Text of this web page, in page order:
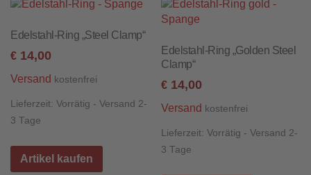
Edelstahl-Ring „Steel Clamp“
€ 14,00
Versand kostenfrei
Lieferzeit: Vorrätig - Versand 2-
3 Tage
Artikel kaufen
Edelstahl-Ring „Golden Steel
Clamp“
€ 14,00
Versand kostenfrei
Lieferzeit:Vorrätig - Versand 2-
3 Tage